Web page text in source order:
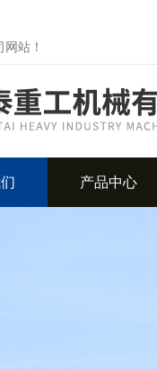
站！
产品中心